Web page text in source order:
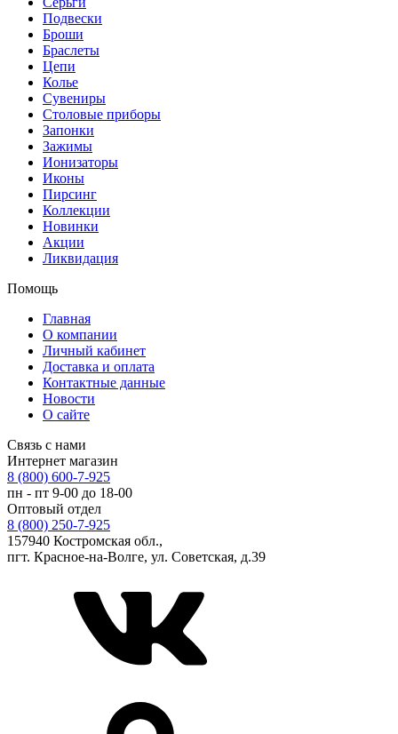
Подвески
Броши
Браслеты
Цепи
Колье
Сувениры
Столовые приборы
Запонки
Зажимы
Ионизаторы
Иконы
Пирсинг
Коллекции
Новинки
Акции
Ликвидация
Помощь
Главная
О компании
Личный кабинет
Доставка и оплата
Контактные данные
Новости
О сайте
Связь с нами
Интернет магазин
8 (800) 600-7-925
пн - пт 9-00 до 18-00
Оптовый отдел
8 (800) 250-7-925
157940 Костромская обл.,
пгт. Красное-на-Волге, ул. Советская, д.39